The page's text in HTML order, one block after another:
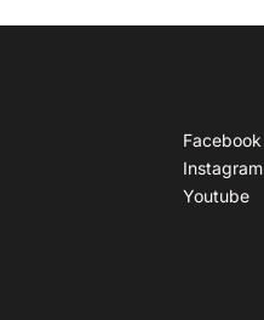
Facebook
Instagram
Youtube